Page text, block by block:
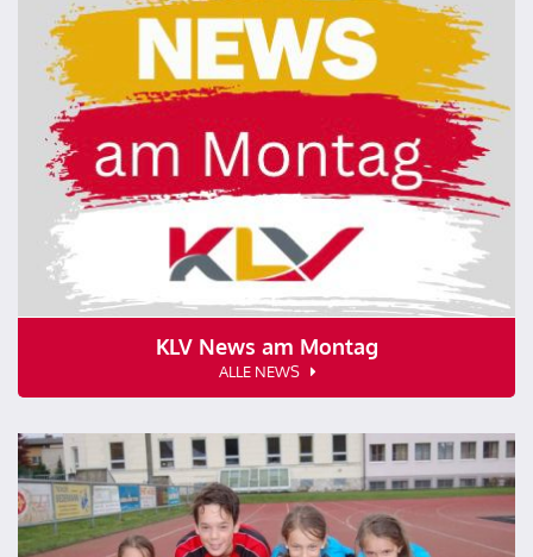
KLV News am Montag
ALLE NEWS